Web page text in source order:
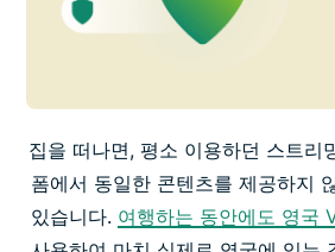
집을 떠나면, 평소 이용하던 스트리
폼에서 동일한 콘텐츠를 제공하지
있습니다. 여행하는 동안에도 영국